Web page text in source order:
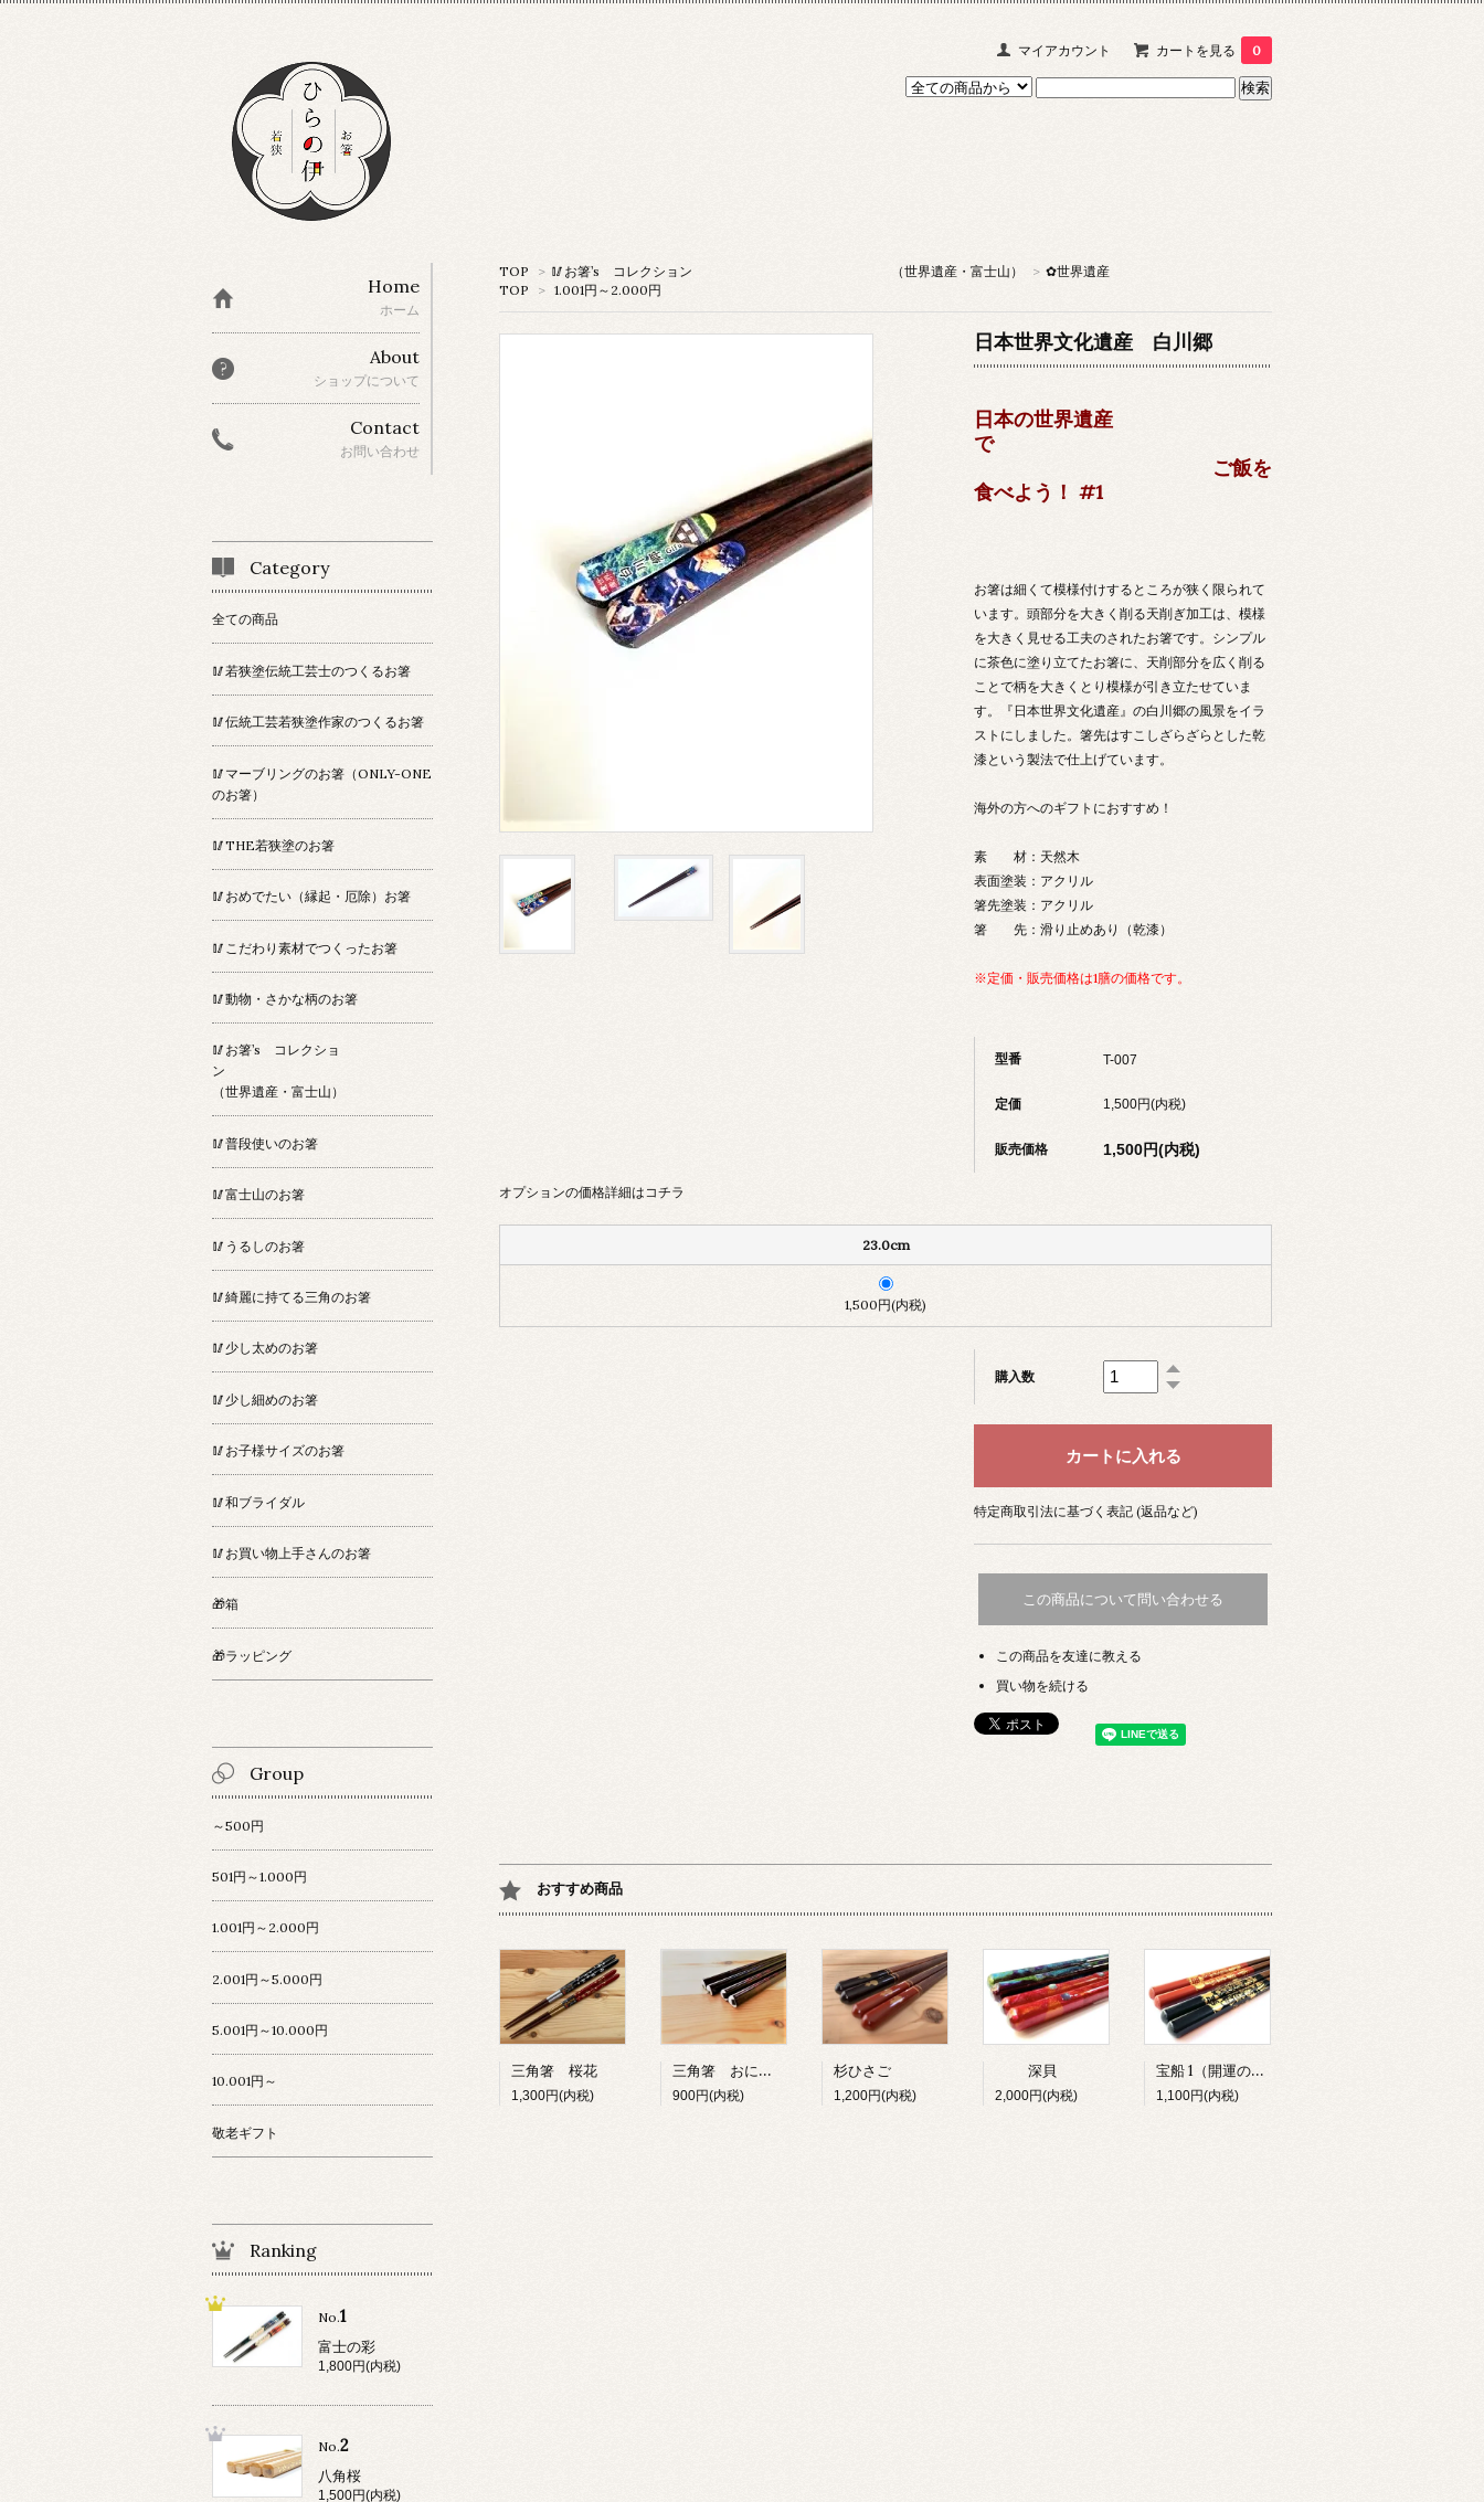
マイアカウント カートを見る 0
TOP > 🥢お箸’s コレクション （世界遺産・富士山） > ✿世界遺産
TOP
> 1.001円～2.000円
日本世界文化遺産 白川郷
日本の世界遺産
で
ご飯を
食べよう！ #1
お箸は細くて模様付けするところが狭く限られて
います。頭部分を大きく削る天削ぎ加工は、模様
を大きく見せる工夫のされたお箸です。シンプル
に茶色に塗り立てたお箸に、天削部分を広く削る
ことで柄を大きくとり模様が引き立たせていま
す。『日本世界文化遺産』の白川郷の風景をイラ
ストにしました。箸先はすこしざらざらとした乾
漆という製法で仕上げています。
海外の方へのギフトにおすすめ！
素 材：天然木
表面塗装：アクリル
箸先塗装：アクリル
箸 先：滑り止めあり（乾漆）
※定価・販売価格は1膳の価格です。
型番 T-007
定価 1,500円(内税)
販売価格 1,500円(内税)
オプションの価格詳細はコチラ
23.0cm
1,500円(内税)
購入数
特定商取引法に基づく表記 (返品など)
この商品について問い合わせる
この商品を友達に教える
買い物を続ける
おすすめ商品
三角箸 桜花
1,300円(内税)
三角箸 おにぎり
900円(内税)
杉ひさご
1,200円(内税)
深貝
2,000円(内税)
宝船 1（開運のお箸）
1,100円(内税)
Home
ホーム
About
ショップについて
Contact
お問い合わせ
Category
全ての商品
🥢若狭塗伝統工芸士のつくるお箸
🥢伝統工芸若狭塗作家のつくるお箸
🥢マーブリングのお箸（ONLY-ONE
のお箸）
🥢THE若狭塗のお箸
🥢おめでたい（縁起・厄除）お箸
🥢こだわり素材でつくったお箸
🥢動物・さかな柄のお箸
🥢お箸’s コレクショ
ン
（世界遺産・富士山）
🥢普段使いのお箸
🥢富士山のお箸
🥢うるしのお箸
🥢綺麗に持てる三角のお箸
🥢少し太めのお箸
🥢少し細めのお箸
🥢お子様サイズのお箸
🥢和ブライダル
🥢お買い物上手さんのお箸
🎁箱
🎁ラッピング
Group
～500円
501円～1.000円
1.001円～2.000円
2.001円～5.000円
5.001円～10.000円
10.001円～
敬老ギフト
Ranking
No.1
富士の彩
1,800円(内税)
No.2
八角桜
1,500円(内税)